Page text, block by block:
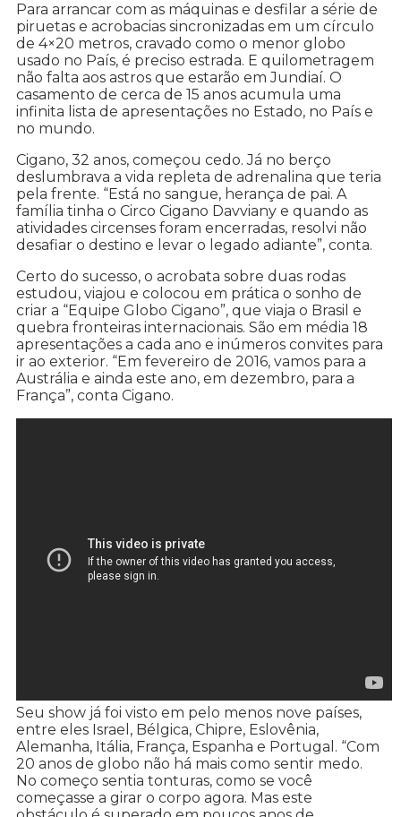
Para arrancar com as máquinas e desfilar a série de
piruetas e acrobacias sincronizadas em um círculo
de 4×20 metros, cravado como o menor globo
usado no País, é preciso estrada. E quilometragem
não falta aos astros que estarão em Jundiaí. O
casamento de cerca de 15 anos acumula uma
infinita lista de apresentações no Estado, no País e
no mundo.
Cigano, 32 anos, começou cedo. Já no berço
deslumbrava a vida repleta de adrenalina que teria
pela frente. “Está no sangue, herança de pai. A
família tinha o Circo Cigano Davviany e quando as
atividades circenses foram encerradas, resolvi não
desafiar o destino e levar o legado adiante”, conta.
Certo do sucesso, o acrobata sobre duas rodas
estudou, viajou e colocou em prática o sonho de
criar a “Equipe Globo Cigano”, que viaja o Brasil e
quebra fronteiras internacionais. São em média 18
apresentações a cada ano e inúmeros convites para
ir ao exterior. “Em fevereiro de 2016, vamos para a
Austrália e ainda este ano, em dezembro, para a
França”, conta Cigano.
Seu show já foi visto em pelo menos nove países,
entre eles Israel, Bélgica, Chipre, Eslovênia,
Alemanha, Itália, França, Espanha e Portugal. “Com
20 anos de globo não há mais como sentir medo.
No começo sentia tonturas, como se você
começasse a girar o corpo agora. Mas este